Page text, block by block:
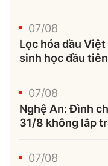
07/08
Lọc hóa dầu
sinh học đầu tiên
07/08
Nghệ An: Đình
31/8 không lắp
07/08